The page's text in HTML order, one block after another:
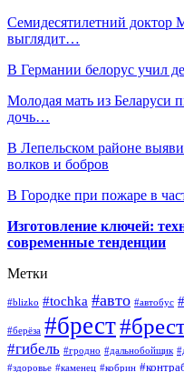
Семидесятилетний доктор
выглядит…
В Германии белорус учил
Молодая мать из Беларуси
дочь…
В Лепельском районе
волков и бобров
В Городке при пожаре в
Изготовление ключей:
современные тенденции
Метки
#blizko #tochka #авто #автобус
#берёза #брест
#гибель #гродно #дальнобойщик
#здоровье #каменец #кобрин